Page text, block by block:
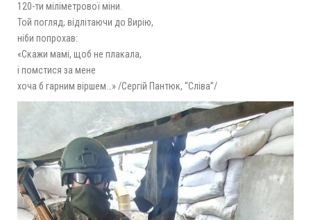
120-ти міліметрової міни.
Той погляд, відлітаючи до Вирію,
ніби попрохав:
«Скажи мамі, щоб не плакала,
і помстися за мене
хоча б гарним віршем…» /Сергій Пантюк, “Сліва”/